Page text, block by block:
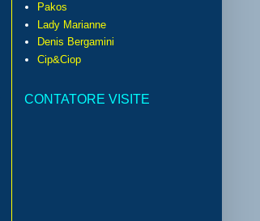
Pakos
Lady Marianne
Denis Bergamini
Cip&Ciop
CONTATORE VISITE